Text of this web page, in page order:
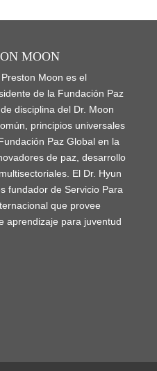
MOON
Moon es el
de la Fundación Paz
disciplina del Dr. Moon
principios universales
Paz Global en la
de paz, desarrollo
El Dr. Hyun
fundador de Servicio Para
que provee
aprendizaje para juventud